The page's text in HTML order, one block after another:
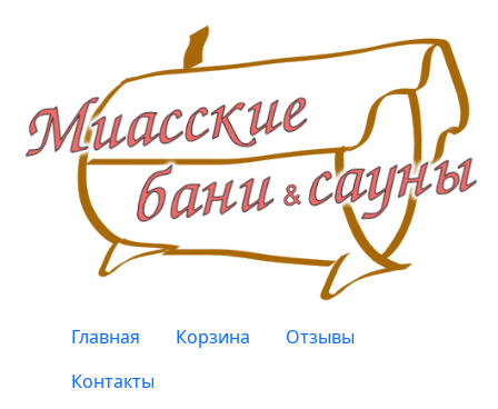
Верхнее меню
Главная Корзина
Отзывы
Контакты